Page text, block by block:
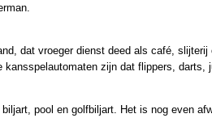
dat vroeger dienst deed als café,
zijn dat flippers, darts,
pool en golfbiljart. Het is nog even